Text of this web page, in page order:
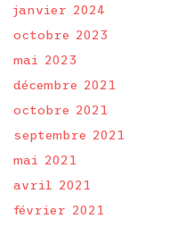
janvier 2024
octobre 2023
mai 2023
décembre 2021
octobre 2021
septembre 2021
mai 2021
avril 2021
février 2021